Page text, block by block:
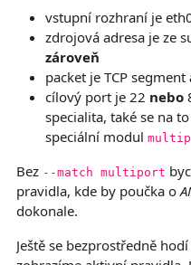
vstupní rozhraní je
zdrojová adresa je ze
zároveň
packet je TCP segment
cílový port je 22 nebo
specialita, také se na
speciální modul
Bez --match multiport
pravidla, kde by poučka o
dokonale.
Ještě se bezprostředně